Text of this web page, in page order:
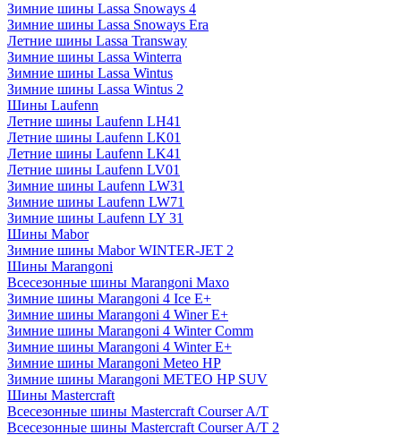
Зимние шины Lassa Snoways 4
Зимние шины Lassa Snoways Era
Летние шины Lassa Transway
Зимние шины Lassa Winterra
Зимние шины Lassa Wintus
Зимние шины Lassa Wintus 2
Шины Laufenn
Летние шины Laufenn LH41
Летние шины Laufenn LK01
Летние шины Laufenn LK41
Летние шины Laufenn LV01
Зимние шины Laufenn LW31
Зимние шины Laufenn LW71
Зимние шины Laufenn LY 31
Шины Mabor
Зимние шины Mabor WINTER-JET 2
Шины Marangoni
Всесезонные шины Marangoni Maxo
Зимние шины Marangoni 4 Ice E+
Зимние шины Marangoni 4 Winer E+
Зимние шины Marangoni 4 Winter Comm
Зимние шины Marangoni 4 Winter E+
Зимние шины Marangoni Meteo HP
Зимние шины Marangoni METEO HP SUV
Шины Mastercraft
Всесезонные шины Mastercraft Courser A/T
Всесезонные шины Mastercraft Courser A/T 2